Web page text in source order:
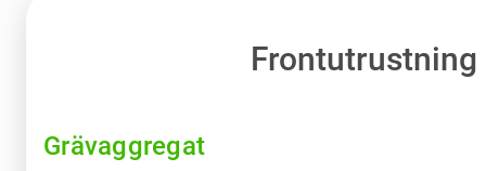
Frontutrustning
Grävaggregat